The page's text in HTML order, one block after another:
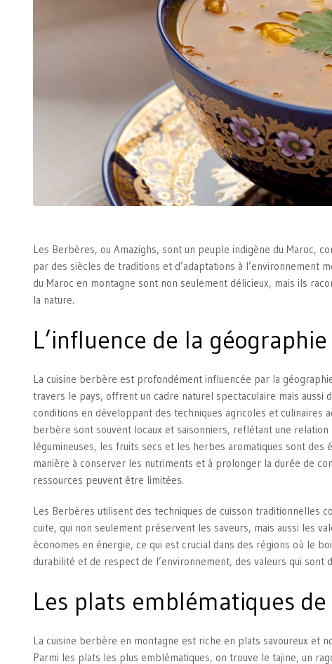
Les Berbères, ou Amazighs, sont un peuple indigène du Maroc,
par des siècles de traditions et d’adaptations à
du Maroc en montagne sont non seulement délicieux, mais ils
la nature.
L’influence de la
La cuisine berbère est profondément influencée par la
travers le pays, offrent un cadre naturel spectaculaire mais
conditions en développant des techniques agricoles et culinaires
berbère sont souvent locaux et saisonniers, reflétant une
légumineuses, les fruits secs et les herbes aromatiques sont
manière à conserver les nutriments et à prolonger la durée de
ressources peuvent être limitées.
Les Berbères utilisent des techniques de cuisson traditionnelles
cuite, qui non seulement préservent les saveurs, mais aussi les
économes en énergie, ce qui est crucial dans des régions où le
durabilité et de respect de l’environnement, des valeurs qui
Les plats emblématiques
La cuisine berbère en montagne est riche en plats savoureux et
Parmi les plats les plus emblématiques, on trouve le tajine, un